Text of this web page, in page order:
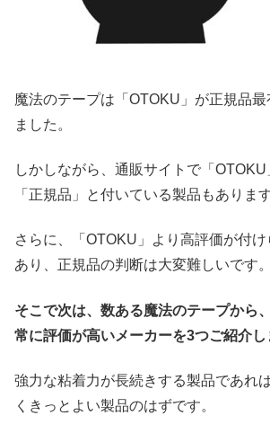
魔法のテープは「OTOKU」が正規品
ました。
しかしながら、通販サイトで「
「正規品」と付いている製品もあります
さらに、「OTOKU」より高評価が付
あり、正規品の判断は大変難しいです。
そこで次は、数ある魔法のテープから
常に評価が高いメーカーを3つご紹介し
強力な粘着力が長続きする製品であれ
くきっとよい製品のはずです。